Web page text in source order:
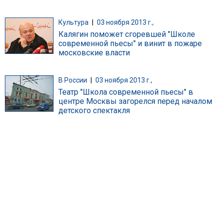
Культура 03 ноября 2013 г.,
Калягин поможет сгоревшей "Школе
современной пьесы" и винит в пожаре
московские власти
В России 03 ноября 2013 г.,
Театр "Школа современной пьесы" в
центре Москвы загорелся перед началом
детского спектакля